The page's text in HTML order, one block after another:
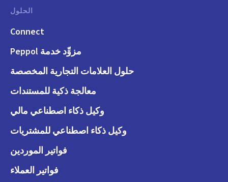
الحلول
Connect
مزوِّد خدمة Peppol
حلول العلامات التجارية المخصصة
معالجة ذكية للمستندات
وكيل ذكاء اصطناعي مالي
وكيل ذكاء اصطناعي للمشتريات
فواتير الموردين
فواتير العملاء